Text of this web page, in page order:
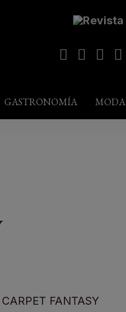
GASTRONOMÍA MODA
CARPET FANTASY